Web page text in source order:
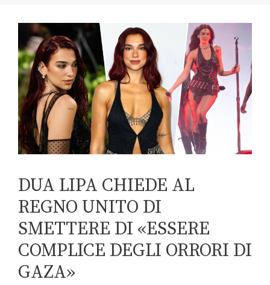
DUA LIPA CHIEDE AL
REGNO UNITO DI
SMETTERE DI «ESSERE
COMPLICE DEGLI ORRORI DI
GAZA»